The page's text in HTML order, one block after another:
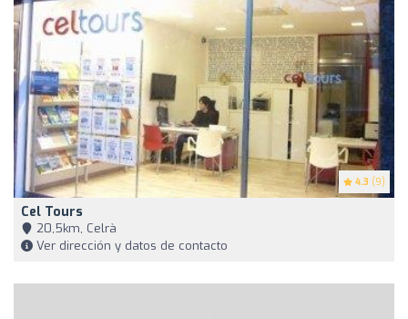
4.3 (9)
Cel Tours
20,5km, Celrà
Ver dirección y datos de contacto